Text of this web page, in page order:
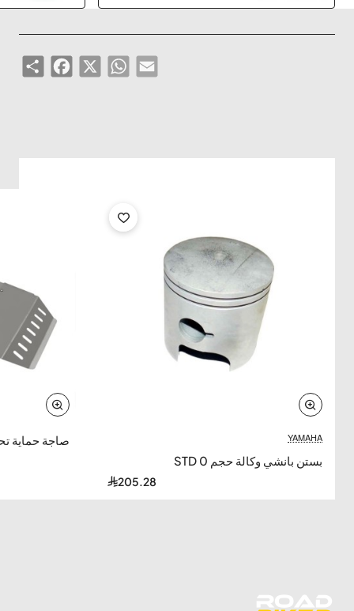
(2011 – 2001)
Share
Facebook X
WhatsApp Email
YAMAHA
بستن بانشي وكالة حجم 0 STD
205.28
-12%
صاجة حماية